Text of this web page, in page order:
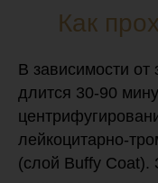
Как
В зависимости от
длится 30-90
лейкоцитарно-
(слой Buffy Coat).